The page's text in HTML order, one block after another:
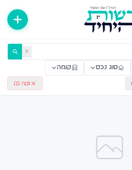
— רשות היחיד ✕
סוג נכס קומה
נקה ( 1
)